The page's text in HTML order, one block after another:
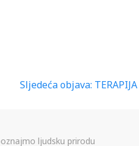
Sljedeća objava:
ljudsku prirodu